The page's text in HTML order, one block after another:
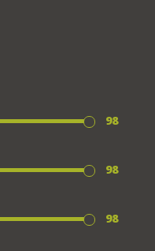
98
98
98